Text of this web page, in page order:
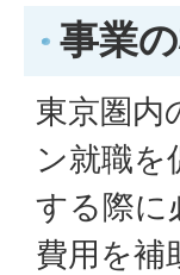
事業
東京圏内
ン就職を
する際に
費用を補